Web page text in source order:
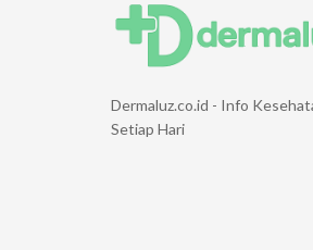
Dermaluz.co.id - Info
Setiap Hari